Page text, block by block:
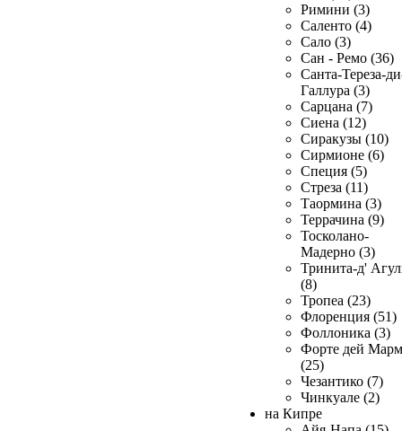
Римини (3)
Саленто (4)
Сало (3)
Сан - Ремо (36)
Санта-Тереза-
Галлура (3)
Сарцана (7)
Сиена (12)
Сиракузы (10)
Сирмионе (6)
Специя (5)
Стреза (11)
Таормина (3)
Террачина (9)
Тосколано-
Мадерно (3)
Тринита-д'
(8)
Тропеа (23)
Флоренция (51)
Фоллоника (3)
Форте дей
(25)
Чезантико (7)
Чинкуале (2)
на Кипре